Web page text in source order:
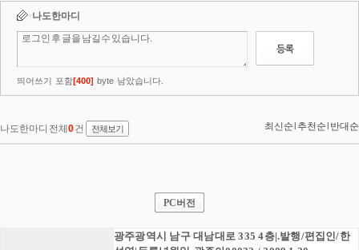
PC버전
광주광역시 남구 대남대로 335 4층|.발행/편집인/한